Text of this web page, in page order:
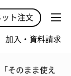
ット注文
加入・資料請求
そのまま使え